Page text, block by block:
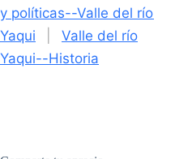
y políticas--Valle del río
Yaqui
Valle del río
Yaqui--Historia